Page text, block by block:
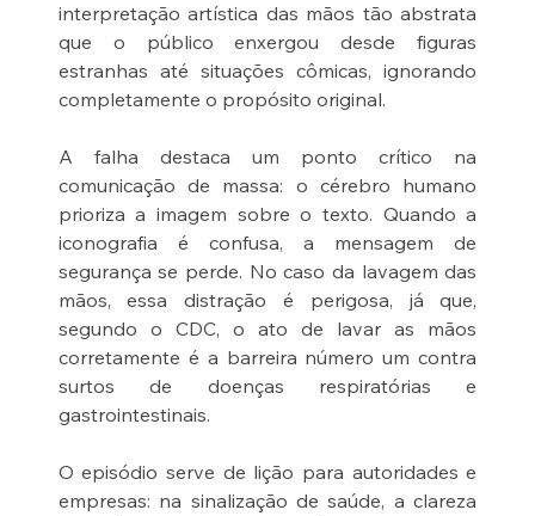
interpretação artística das mãos tão abstrata
que o público enxergou desde figuras
estranhas até situações cômicas, ignorando
completamente o propósito original.
A falha destaca um ponto crítico na
comunicação de massa: o cérebro humano
prioriza a imagem sobre o texto. Quando a
iconografia é confusa, a mensagem de
segurança se perde. No caso da lavagem das
mãos, essa distração é perigosa, já que,
segundo o CDC, o ato de lavar as mãos
corretamente é a barreira número um contra
surtos de doenças respiratórias e
gastrointestinais.
O episódio serve de lição para autoridades e
empresas: na sinalização de saúde, a clareza